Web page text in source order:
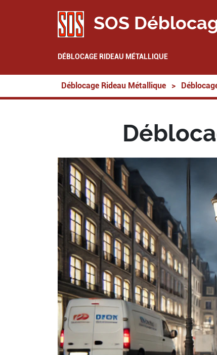
SOS
DÉBLOCAGE RIDEAU MÉTALLIQUE
Déblocage Rideau Métallique >